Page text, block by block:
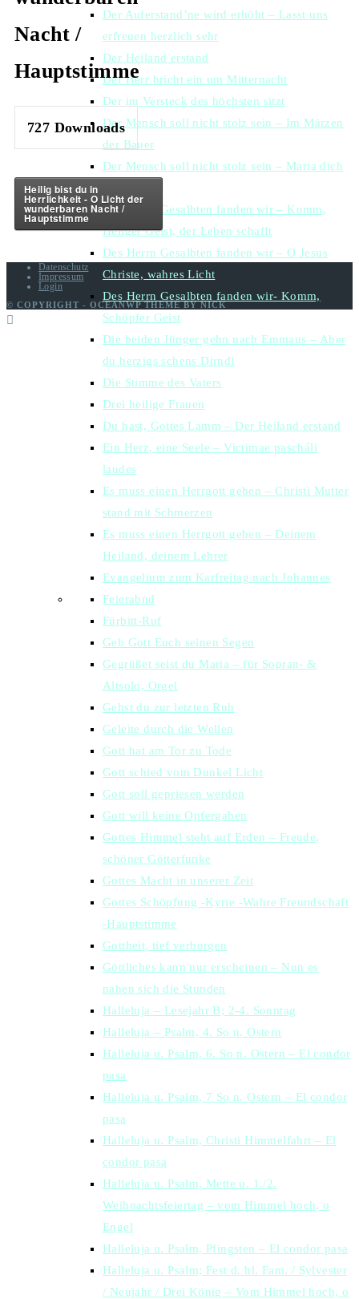
Der Auferstand’ne wird erhöht – Lasst uns
erfreuen herzlich sehr
Der Heiland erstand
Der Herr bricht ein um Mitternacht
Der im Versteck des höchsten sitzt
Der Mensch soll nicht stolz sein – Im Märzen
der Bauer
Der Mensch soll nicht stolz sein – Maria dich
Des Herrn Gesalbten fanden wir – Komm,
Heilger Geist, der Leben schafft
Des Herrn Gesalbten fanden wir – O Jesus
Christe, wahres Licht
Des Herrn Gesalbten fanden wir- Komm,
Schöpfer Geist
Die beiden Jünger gehn nach Emmaus – Aber
du herzigs schens Dirndl
Die Stimme des Vaters
Drei heilige Frauen
Du hast, Gottes Lamm – Der Heiland erstand
Ein Herz, eine Seele – Victimae pascháli
laudes
Es muss einen Herrgott geben – Christi Mutter
stand mit Schmerzen
Es muss einen Herrgott geben – Deinem
Heiland, deinem Lehrer
Evangelium zum Karfreitag nach Johannes
Feierabnd
Fürbitt-Ruf
Geb Gott Euch seinen Segen
Gegrüßet seist du Maria – für Sopran- &
Altsolo, Orgel
Gehst du zur letzten Ruh
Geleite durch die Wellen
Gott hat am Tor zu Tode
Gott schied vom Dunkel Licht
Gott soll gepriesen werden
Gott will keine Opfergaben
Gottes Himmel steht auf Erden – Freude,
schöner Götterfunke
Gottes Macht in unserer Zeit
Gottes Schöpfung -Kyrie -Wahre Freundschaft
-Hauptstimme
Gottheit, tief verborgen
Göttliches kann nur erscheinen – Nun es
nahen sich die Stunden
Halleluja – Lesejahr B; 2-4. Sonntag
Halleluja – Psalm, 4. So n. Ostern
Halleluja u. Psalm, 6. So n. Ostern – El condor
pasa
Halleluja u. Psalm, 7 So n. Ostern – El condor
pasa
Halleluja u. Psalm, Christi Himmelfahrt – El
condor pasa
Halleluja u. Psalm, Mette u. 1./2.
Weihnachtsfeiertag – vom Himmel hoch, o
Engel
Halleluja u. Psalm, Pfingsten – El condor pasa
Halleluja u. Psalm; Fest d. hl. Fam. / Sylvester
/ Neujahr / Drei König – Vom Himmel hoch, o
Nacht /
Hauptstimme
727 Downloads
Heilig bist du in
Herrlichkeit - O Licht der
wunderbaren Nacht /
Hauptstimme
Datenschutz
Impressum
Login
© COPYRIGHT - OCEANWP THEME BY NICK